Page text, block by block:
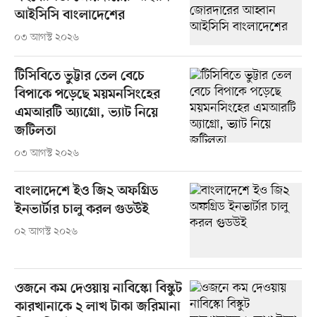
আইসিসি বাংলাদেশের
০৩ আগস্ট ২০২৬
টিসিবিতে ভুট্টার তেল বেচে
বিপাকে পড়েছে ময়মনসিংহের
এমআরটি অ্যাগ্রো, ভ্যাট নিয়ে
জটিলতা
০৩ আগস্ট ২০২৬
বাংলাদেশে ইও জি২ অফগ্রিড
ইনভার্টার চালু করল গুডউই
০২ আগস্ট ২০২৬
ওজনে কম দেওয়ায় নাবিস্কো বিস্কুট
কারখানাকে ২ লাখ টাকা জরিমানা